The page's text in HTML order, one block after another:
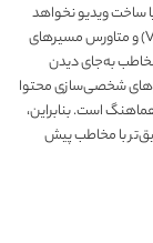
ساخت ویدیو نخواهد
بود. مفاهیمی مثل واقعیت افزوده (AR)، واقعیت مجازی (VR) و متاورس مسیرهای
مخاطب به‌جای دیدن
شخصی‌سازی محتوا
است. بنابراین،
با مخاطب پیش